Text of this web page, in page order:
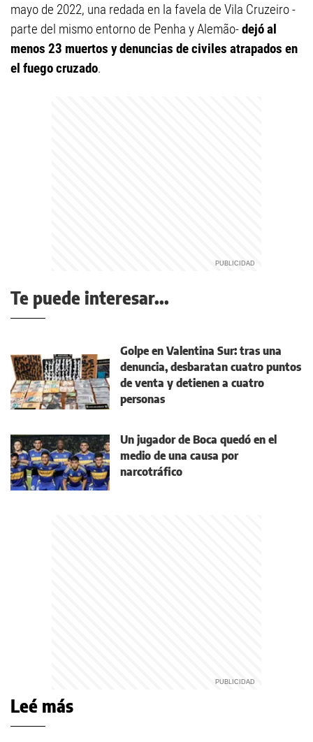
mayo de 2022, una redada en la favela de Vila Cruzeiro -
parte del mismo entorno de Penha y Alemão-dejó al
menos 23 muertos y denuncias de civiles atrapados en
el fuego cruzado.
Te puede interesar...
Golpe en Valentina Sur: tras una
denuncia, desbaratan cuatro puntos
de venta y detienen a cuatro
personas
Un jugador de Boca quedó en el
medio de una causa por
narcotráfico
Leé más